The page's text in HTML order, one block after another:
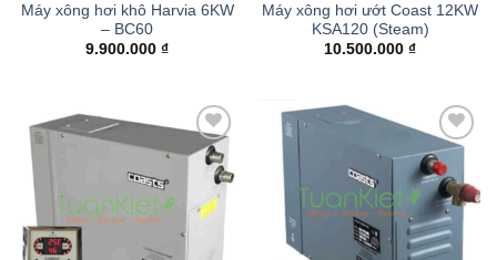
Máy xông hơi khô Harvia 6KW
– BC60
9.900.000 ₫
Máy xông hơi ướt Coast 12KW
KSA120 (Steam)
10.500.000 ₫
Add to
wishlist
Add to
wishlist